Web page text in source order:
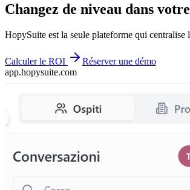
Changez de niveau dans
HopySuite est la seule plateforme qui centralise
Calculer le ROI
Réserver une démo
app.hopysuite.com